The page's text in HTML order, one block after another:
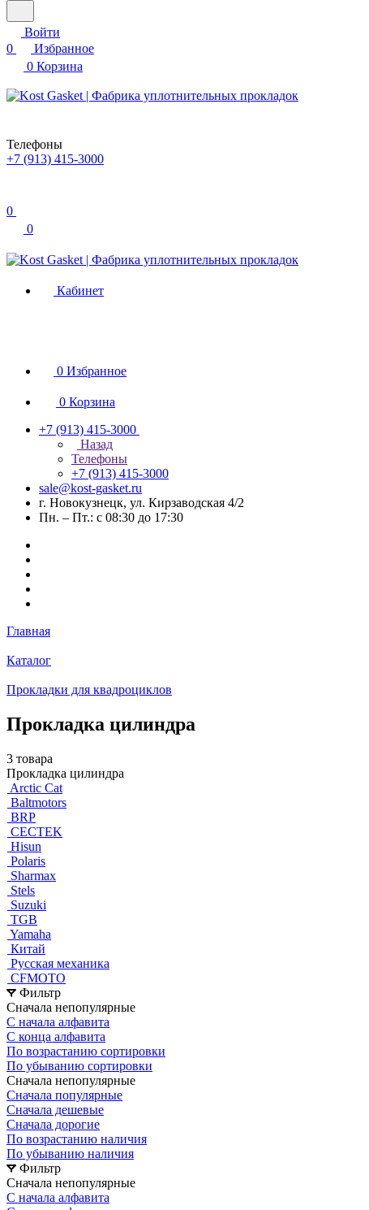
Войти
0
Избранное
0 Корзина
Телефоны
+7 (913) 415-3000
0
0
Кабинет
0 Избранное
0 Корзина
+7 (913) 415-3000
Назад
Телефоны
+7 (913) 415-3000
sale@kost-gasket.ru
г. Новокузнецк, ул. Кирзаводская 4/2
Пн. – Пт.: с 08:30 до 17:30
Главная
Каталог
Прокладки для квадроциклов
Прокладка цилиндра
3 товара
Прокладка цилиндра
Arctic Cat
Baltmotors
BRP
CECTEK
Hisun
Polaris
Sharmax
Stels
Suzuki
TGB
Yamaha
Китай
Русская механика
СFMOTO
Фильтр
Сначала непопулярные
С начала алфавита
С конца алфавита
По возрастанию сортировки
По убыванию сортировки
Сначала непопулярные
Сначала популярные
Сначала дешевые
Сначала дорогие
По возрастанию наличия
По убыванию наличия
Фильтр
Сначала непопулярные
С начала алфавита